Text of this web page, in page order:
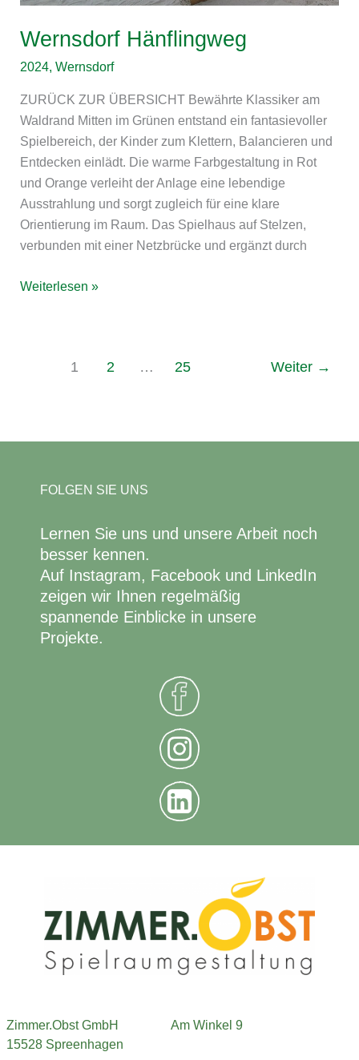
Wernsdorf Hänflingweg
2024,Wernsdorf
ZURÜCK ZUR ÜBERSICHT Bewährte Klassiker am
Waldrand Mitten im Grünen entstand ein fantasievoller
Spielbereich, der Kinder zum Klettern, Balancieren und
Entdecken einlädt. Die warme Farbgestaltung in Rot
und Orange verleiht der Anlage eine lebendige
Ausstrahlung und sorgt zugleich für eine klare
Orientierung im Raum. Das Spielhaus auf Stelzen,
verbunden mit einer Netzbrücke und ergänzt durch
Weiterlesen »
1 2 … 25 Weiter →
FOLGEN SIE UNS
Lernen Sie uns und unsere Arbeit noch
besser kennen.
Auf Instagram, Facebook und LinkedIn
zeigen wir Ihnen regelmäßig
spannende Einblicke in unsere
Projekte.
Zimmer.Obst GmbH
Am Winkel 9
15528 Spreenhagen